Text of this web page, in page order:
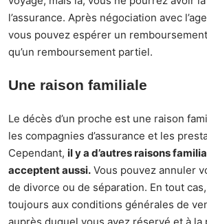
l’assurance. Après négociation avec
vous pouvez espérer un
qu’un remboursement partiel.
Une raison familiale
Le décès d’un proche est une raison
les compagnies d’assurance et les
Cependant, il y a d’autres raisons
acceptent aussi. Vous pouvez annuler
de divorce ou de séparation. En tout
toujours aux conditions générales de